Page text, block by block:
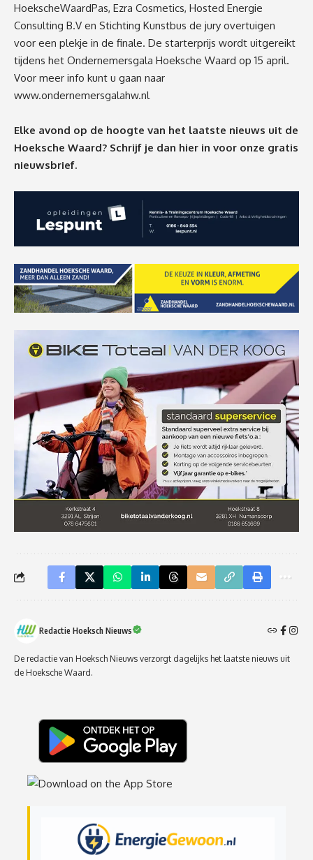
HoekscheWaardPas, Ezra Cosmetics, Hosted Energie
Consulting B.V en Stichting Kunstbus de jury overtuigen
voor een plekje in de finale. De starterprijs wordt uitgereikt
tijdens het Ondernemersgala Hoeksche Waard op 15 april.
Voor meer info kunt u gaan naar
www.ondernemersgalahw.nl
Elke avond op de hoogte van het laatste nieuws uit de
Hoeksche Waard? Schrijf je dan hier in voor onze gratis
nieuwsbrief.
Redactie Hoeksch Nieuws
De redactie van Hoeksch Nieuws verzorgt dagelijks het laatste nieuws uit
de Hoeksche Waard.